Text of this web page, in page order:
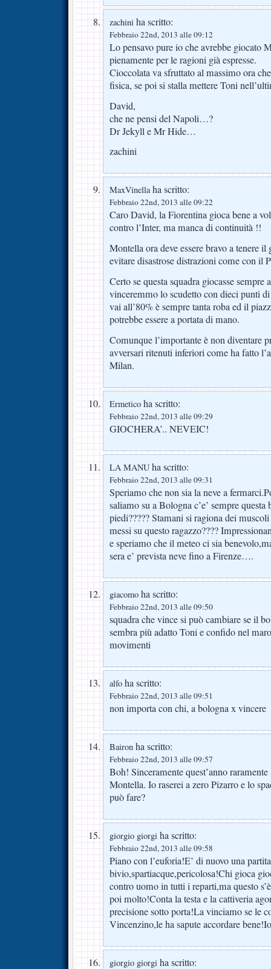
zachini ha scritto:
Febbraio 22nd, 2013 alle 09:12
Lo pensavo pure io che avrebbe giocato
pienamente per le ragioni già espresse.
Cioccolata va sfruttato al massimo ora
fisica, se poi si stalla mettere Toni
David,
che ne pensi del Napoli…?
Dr Jekyll e Mr Hide…
zachini
MaxVinellaha scritto:
Febbraio 22nd, 2013 alle 09:22
Caro David, la Fiorentina gioca bene a
contro l’Inter, ma manca di continuità !!
Montella ora deve essere bravo a tenere
evitare disastrose distrazioni come con il
Certo se questa squadra giocasse
vinceremmo lo scudetto con dieci punti
vai all’80% è sempre tanta roba ed il
potrebbe essere a portata di mano.
Comunque l’importante è non diventare
avversari ritenuti inferiori come ha fatto
Milan.
Ermetico ha scritto:
Febbraio 22nd, 2013 alle 09:29
GIOCHERA’.. NEVEIC!
LA MANU ha scritto:
Febbraio 22nd, 2013 alle 09:31
Speriamo che non sia la neve a
saliamo su a Bologna c’e’ sempre
piedi????? Stamani si ragiona dei
messi su questo ragazzo????
e speriamo che il meteo ci sia
sera e’ prevista neve fino a Firenze….
giacomo ha scritto:
Febbraio 22nd, 2013 alle 09:50
squadra che vince si può cambiare se il
sembra più adatto Toni e confido nel
movimenti
alfo ha scritto:
Febbraio 22nd, 2013 alle 09:51
non importa con chi, a bologna x vincere
Bairon ha scritto:
Febbraio 22nd, 2013 alle 09:57
Boh! Sinceramente quest’anno
Montella. Io raserei a zero Pizarro e lo
può fare?
giorgio giorgi ha scritto:
Febbraio 22nd, 2013 alle 09:58
Piano con l’euforia!E’ di nuovo una partita
bivio,spartiacque,pericolosa!Chi gioca
contro uomo in tutti i reparti,ma questo
poi molto!Conta la testa e la cattiveria
precisione sotto porta!La vinciamo se le
Vincenzino,le ha sapute accordare
giorgio giorgi ha scritto: